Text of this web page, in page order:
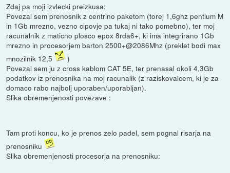
Zdaj pa moji izvlecki preizkusa:
Povezal sem prenosnik z centrino paketom (torej 1,6ghz pentium M
in 1Gb mrezno, vezno cipovje pa tukaj ni tako pomebno), ter moj
racunalnik z maticno plosco epox 8rda6+, ki ima integrirano 1Gb
mrezno in procesorjem barton 2500+@2086Mhz (preklet bodi max
mnozilnik 12,5
)
Povezal sem ju z cross kablom CAT 5E, ter prenasal okoli 4,3Gb
podatkov iz prenosnika na moj racunalik (z raziskovalcem, ki je za
domaco rabo najbolj uporaben/uporabljan).
Slika obremenjenosti povezave :
Tam proti koncu, ko je prenos zelo padel, sem pognal risarja na
prenosniku
Slika obremenjenosti procesorja na prenosniku: